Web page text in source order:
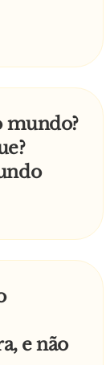
mundo?
e não